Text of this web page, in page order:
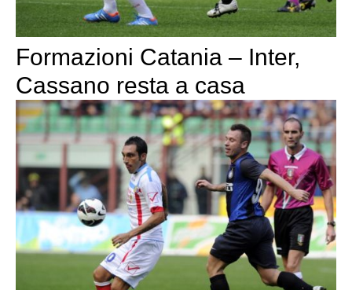
Formazioni Catania – Inter,
Cassano resta a casa